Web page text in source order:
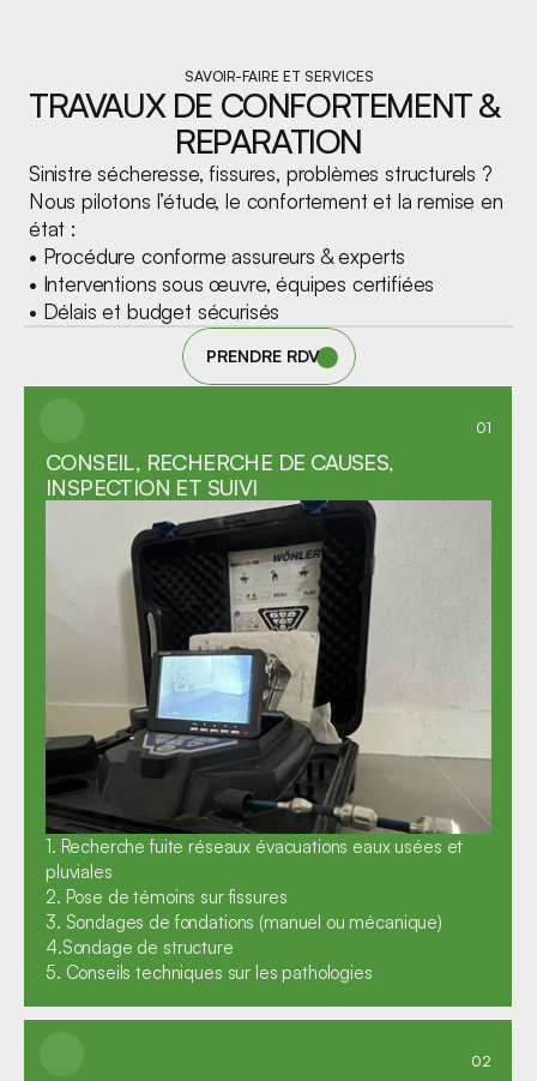
SAVOIR-FAIRE ET SERVICES
TRAVAUX DE CONFORTEMENT &
REPARATION
Sinistre sécheresse, fissures, problèmes structurels ?
Nous pilotons l’étude, le confortement et la remise en
état :
• Procédure conforme assureurs & experts
• Interventions sous œuvre, équipes certifiées
• Délais et budget sécurisés
PRENDRE RDV
01
CONSEIL, RECHERCHE DE CAUSES,
INSPECTION ET SUIVI
1. Recherche fuite réseaux évacuations eaux usées et
pluviales
2. Pose de témoins sur fissures
3. Sondages de fondations (manuel ou mécanique)
4.Sondage de structure
5. Conseils techniques sur les pathologies
02